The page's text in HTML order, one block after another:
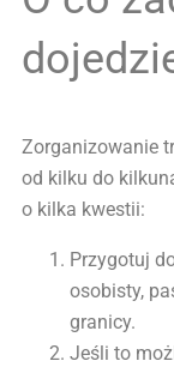
Zorganizowanie
od kilku do
o kilka kwestii:
Przygotuj
osobisty,
granicy.
Jeśli to